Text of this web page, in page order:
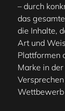
– durch
das
die Inhalte,
Art und
Plattformen
Marke in
Wettbewerb